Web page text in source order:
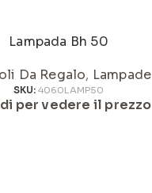
Lampada Bh 50
Da Regalo, Lampade
SKU: 4060LAMP50
per vedere il prezzo